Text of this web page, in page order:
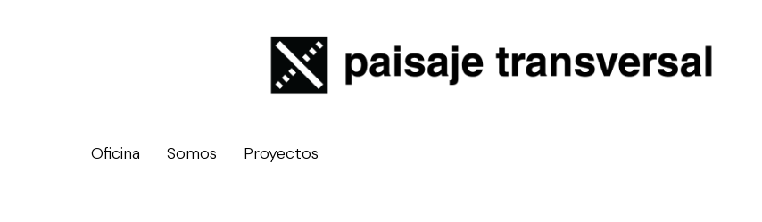
Oficina Somos Proyectos